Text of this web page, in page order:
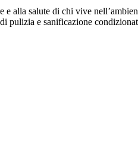
alla salute di chi vive
pulizia e sanificazione